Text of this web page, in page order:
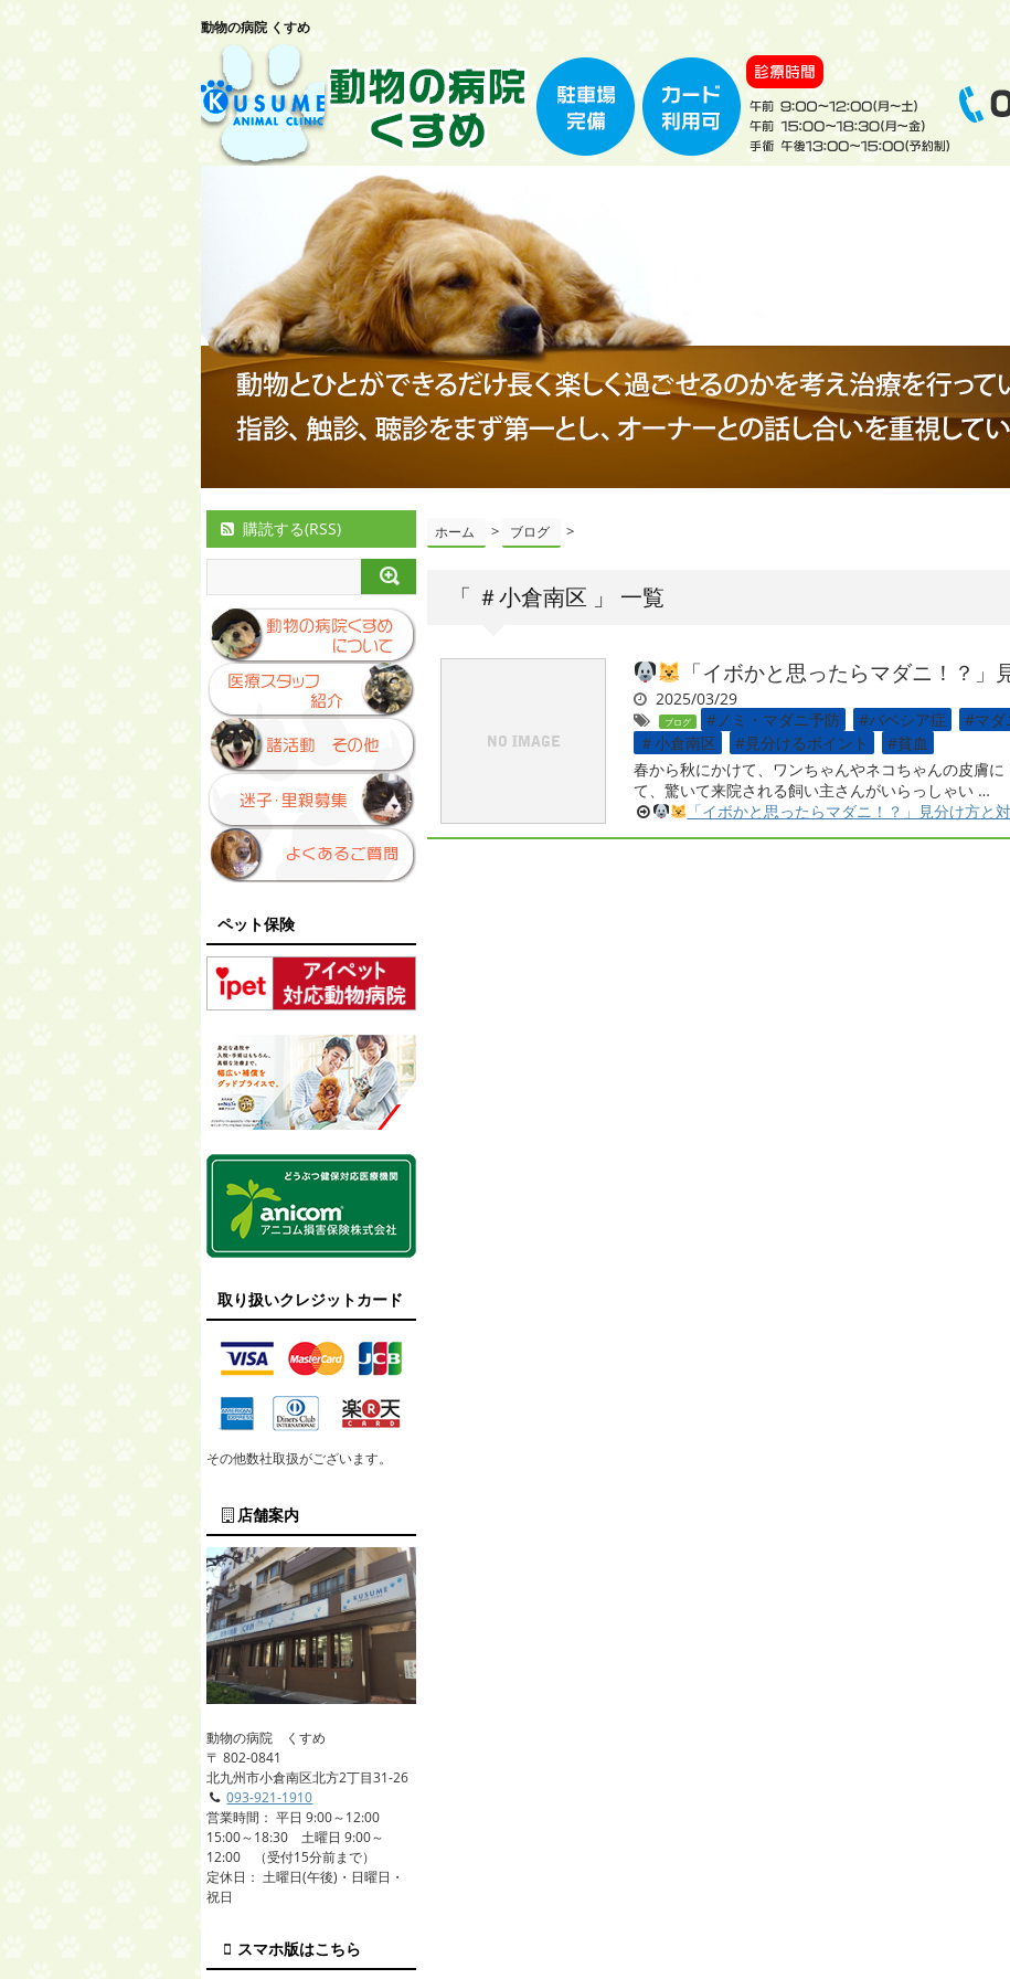
動物の病院 くすめ
ホーム > ブログ >
「 ＃小倉南区 」 一覧
「イボかと思ったらマダニ！？」
2025/03/29
ブログ #ノミ・マダニ予防 #バベシア症 #マダ
＃小倉南区
#見分けるポイント
#貧血
春から秋にかけて、ワンちゃんやネコちゃんの皮膚
て、驚いて来院される飼い主さんがいらっしゃい …
「イボかと思ったらマダニ！？」見分け方と
購読する(RSS)
ペット保険
取り扱いクレジットカード
その他数社取扱がございます。
店舗案内
動物の病院 くすめ
〒 802-0841
北九州市小倉南区北方2丁目31-26
093-921-1910
営業時間： 平日 9:00～12:00
15:00～18:30 土曜日 9:00～
12:00 （受付15分前まで）
定休日： 土曜日(午後)・日曜日・
祝日
スマホ版はこちら